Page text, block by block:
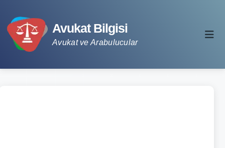
Avukat Bilgisi
Avukat ve Arabulucular